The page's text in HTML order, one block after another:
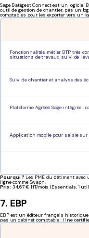
Sage Batigest Connect est un logiciel
outil de gestion de chantier, pas un
comptables pour les exporter vers un
Fonctionnalités métier BTP très
situations de travaux, suivi de
Suivi de chantier et analyse des
Plateforme Agréée Sage intégrée
Application mobile pour saisie sur
Pour qui ?Les PME du bâtiment avec
ligne comme Swapn.
Prix :34,67 € HT/mois (Essentials, 1
7. EBP
EBP est un éditeur français historique
pas un cabinet comptable : il ne